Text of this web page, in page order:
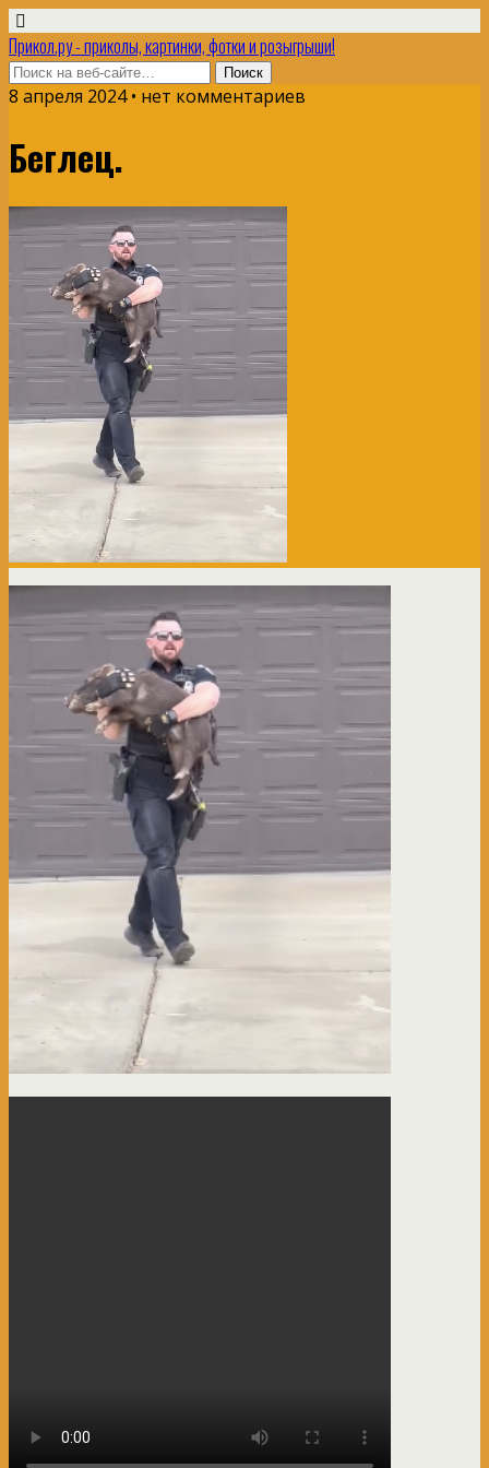
Прикол.ру - приколы, картинки, фотки и розыгрыши!
8 апреля 2024 • нет комментариев
Беглец.